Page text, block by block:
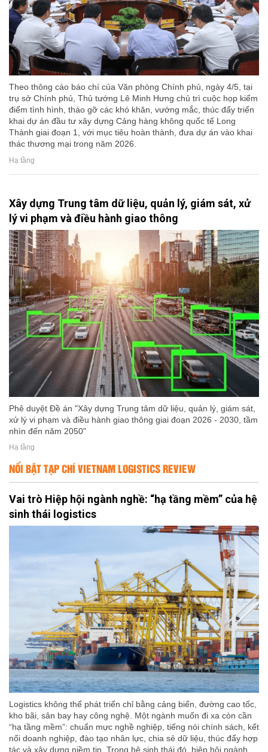
Theo thông cáo báo chí của Văn phòng Chính phủ, ngày 4/5, tại
trụ sở Chính phủ, Thủ tướng Lê Minh Hưng chủ trì cuộc họp kiểm
điểm tình hình, tháo gỡ các khó khăn, vướng mắc, thúc đẩy triển
khai dự án đầu tư xây dựng Cảng hàng không quốc tế Long
Thành giai đoạn 1, với mục tiêu hoàn thành, đưa dự án vào khai
thác thương mại trong năm 2026.
Hạ tầng
Xây dựng Trung tâm dữ liệu, quản lý, giám sát, xử
lý vi phạm và điều hành giao thông
Phê duyệt Đề án "Xây dựng Trung tâm dữ liệu, quản lý, giám sát,
xử lý vi phạm và điều hành giao thông giai đoạn 2026 - 2030, tầm
nhìn đến năm 2050"
Hạ tầng
NỔI BẬT TẠP CHÍ VIETNAM LOGISTICS REVIEW
Vai trò Hiệp hội ngành nghề: “hạ tầng mềm” của hệ
sinh thái logistics
Logistics không thể phát triển chỉ bằng cảng biển, đường cao tốc,
kho bãi, sân bay hay công nghệ. Một ngành muốn đi xa còn cần
“hạ tầng mềm”: chuẩn mực nghề nghiệp, tiếng nói chính sách, kết
nối doanh nghiệp, đào tạo nhân lực, chia sẻ dữ liệu, thúc đẩy hợp
tác và xây dựng niềm tin. Trong hệ sinh thái đó, hiệp hội ngành